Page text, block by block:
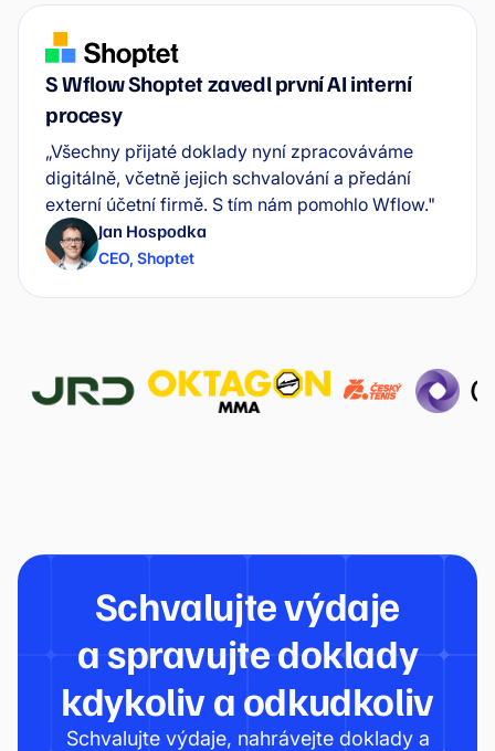
S Wflow Shoptet zavedl první AI interní
procesy
„Všechny přijaté doklady nyní zpracováváme
digitálně, včetně jejich schvalování a předání
externí účetní firmě. S tím nám pomohlo Wflow."
Jan Hospodka
CEO, Shoptet
Schvalujte výdaje
a spravujte doklady
kdykoliv a odkudkoliv
Schvalujte výdaje, nahrávejte doklady a